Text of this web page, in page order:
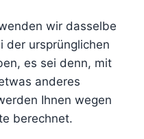
wir dasselbe
der ursprünglichen
es sei denn, mit
anderes
Ihnen wegen
berechnet.